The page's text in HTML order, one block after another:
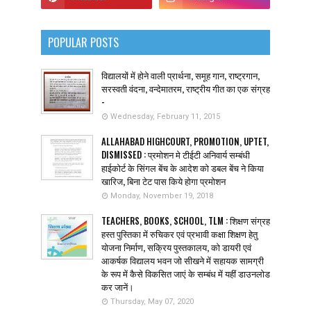
POPULAR POSTS
विद्यालयों में होने वाली प्रार्थना, समूह गान, राष्ट्रगान,
सरस्वती वंदना, वन्देमातरम, राष्ट्रीय गीत का एक संग्रह
-
Wednesday, February 11, 2015
ALLAHABAD HIGHCOURT, PROMOTION, UPTET,
DISMISSED : प्रमोशन मे टीईटी अनिवार्य सम्बंधी
हाईकोर्ट के सिंगल बेंच के आदेश को डबल बेंच ने किया
खारिज, बिना टेट पास किये होगा प्रमोशन
Monday, November 19, 2018
TEACHERS, BOOKS, SCHOOL, TLM : शिक्षण संग्रह
हस्त पुस्तिका में रुचिकर एवं प्रभावी कक्षा शिक्षण हेतु
योजना निर्माण, सक्रिय पुस्तकालय, को डायरी एवं
आकर्षक विद्यालय भवन जो सीखने में सहायक सामग्री
के रूप में कैसे विकसित जाएं के सम्बंध में यहीं डाउनलोड
कर जानें।
Thursday, May 07, 2020